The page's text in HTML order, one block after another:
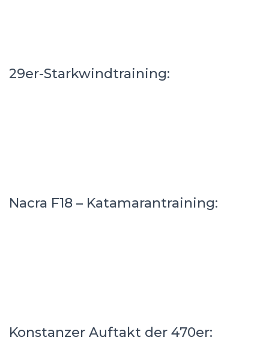
29er-Starkwindtraining:
Nacra F18 – Katamarantraining:
Konstanzer Auftakt der 470er: